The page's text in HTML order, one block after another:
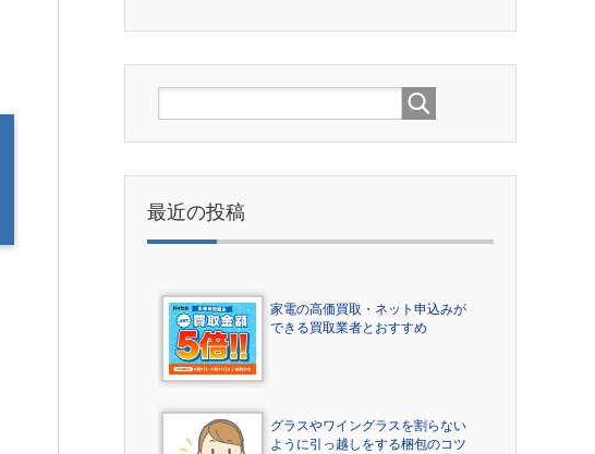
最近の投稿
家電の高価買取・ネット申込みが
できる買取業者とおすすめ
グラスやワイングラスを割らない
ように引っ越しをする梱包のコツ